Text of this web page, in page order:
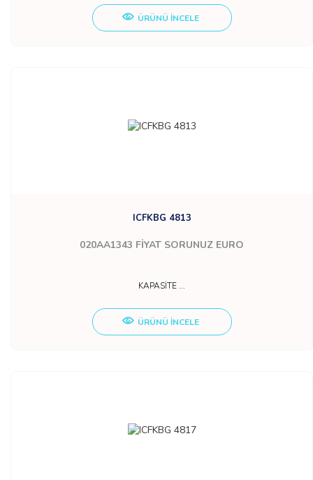
ÜRÜNÜ İNCELE
ICFKBG 4813
020AA1343 FİYAT SORUNUZ EURO
KAPASİTE ...
ÜRÜNÜ İNCELE